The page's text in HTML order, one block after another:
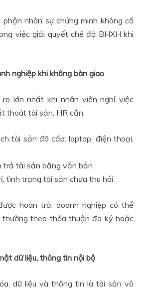
phận nhân sự chứng minh không cố
việc giải quyết chế độ BHXH khi
nghiệp khi không bàn giao
lớn nhất khi nhân viên nghỉ việc
thoát tài sản. HR cần:
tài sản đã cấp: laptop, điện thoại,
trả tài sản bằng văn bản
tình trạng tài sản chưa thu hồi
hoàn trả, doanh nghiệp có thể
theo thỏa thuận đã ký hoặc
dữ liệu, thông tin nội bộ
dữ liệu và thông tin là tài sản vô